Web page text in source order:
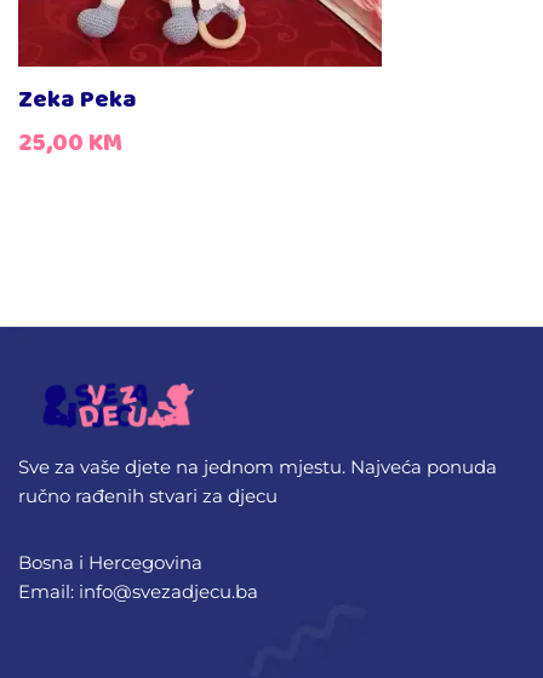
Zeka Peka
25,00KM
Sve za vaše djete na jednom mjestu. Najveća ponuda
ručno rađenih stvari za djecu
Bosna i Hercegovina
Email: info@svezadjecu.ba